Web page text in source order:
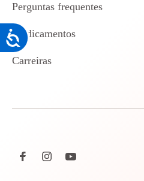
Acessibilidade
Perguntas frequentes
Medicamentos
Carreiras